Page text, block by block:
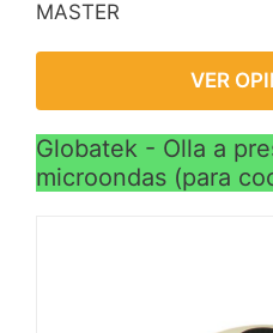
MASTER
VER
Globatek - Olla a
microondas (para